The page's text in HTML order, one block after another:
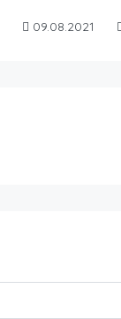
09.08.2021